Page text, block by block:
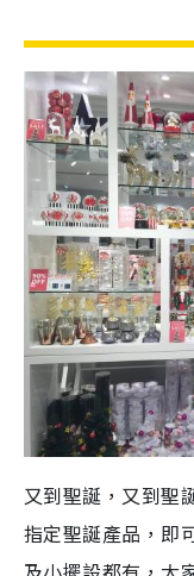
又到聖誕，又到聖
指定聖誕產品，即